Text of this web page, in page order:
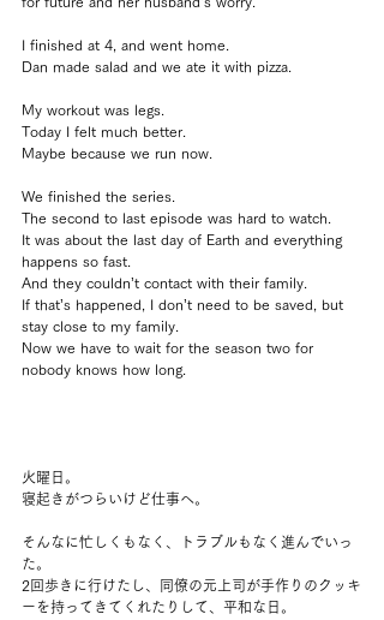
I finished at 4, and went home.
Dan made salad and we ate it with pizza.
My workout was legs.
Today I felt much better.
Maybe because we run now.
We finished the series.
The second to last episode was hard to watch.
It was about the last day of Earth and everything
happens so fast.
And they couldn’t contact with their family.
If that’s happened, I don’t need to be saved, but
stay close to my family.
Now we have to wait for the season two for
nobody knows how long.
火曜日。
寝起きがつらいけど仕事へ。
そんなに忙しくもなく、トラブルもなく進んでいっ
た。
2回歩きに行けたし、同僚の元上司が手作りのクッキ
ーを持ってきてくれたりして、平和な日。